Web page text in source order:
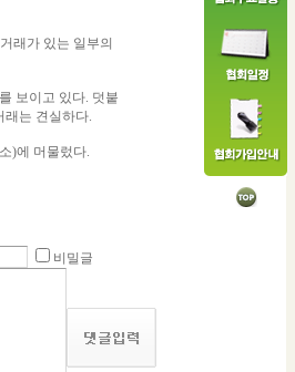
래가 있는 일부의
보이고 있다. 덧붙
래는 견실하다.
)에 머물렀다.
비밀글